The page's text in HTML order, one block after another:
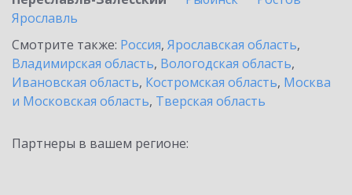
Ярославль
Смотрите также: Россия, Ярославская область,
Владимирская область, Вологодская область,
Ивановская область, Костромская область, Москва
и Московская область, Тверская область
Партнеры в вашем регионе: